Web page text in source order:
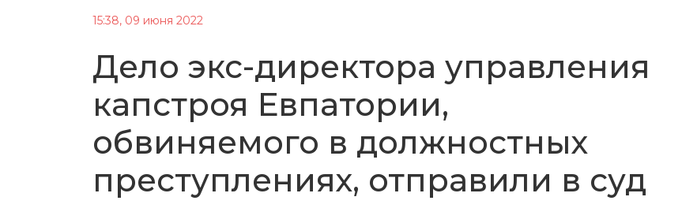
15:38, 09 июня 2022
Дело экс-директора управления
капстроя Евпатории,
обвиняемого в должностных
преступлениях, отправили в суд